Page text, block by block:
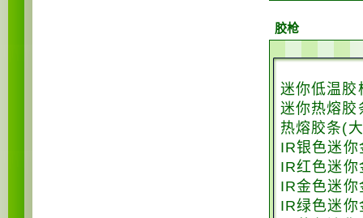
胶枪
迷你低温胶
迷你热熔胶
热熔胶条(
IR银色迷你
IR红色迷你
IR金色迷你
IR绿色迷你